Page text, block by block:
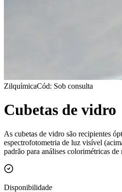
ZilquímicaCód: Sob consulta
Cubetas de vidro
As cubetas de vidro são recipientes
espectrofotometria de luz visível
padrão para análises colorimétricas de
Disponibilidade